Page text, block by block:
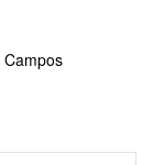
Campos